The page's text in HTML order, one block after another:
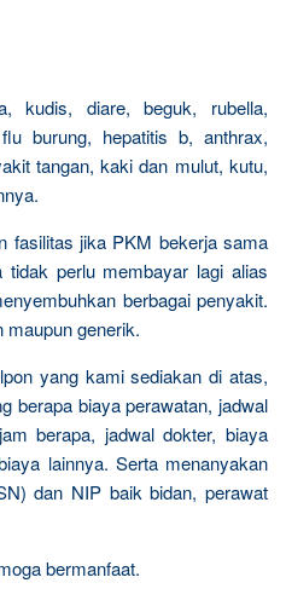
kudis, diare, beguk, rubella,
burung, hepatitis b, anthrax,
tangan, kaki dan mulut, kutu,
fasilitas jika PKM bekerja sama
perlu membayar lagi alias
berbagai penyakit.
maupun generik.
yang kami sediakan di atas,
berapa biaya perawatan, jadwal
berapa, jadwal dokter, biaya
lainnya. Serta menanyakan
dan NIP baik bidan, perawat
bermanfaat.